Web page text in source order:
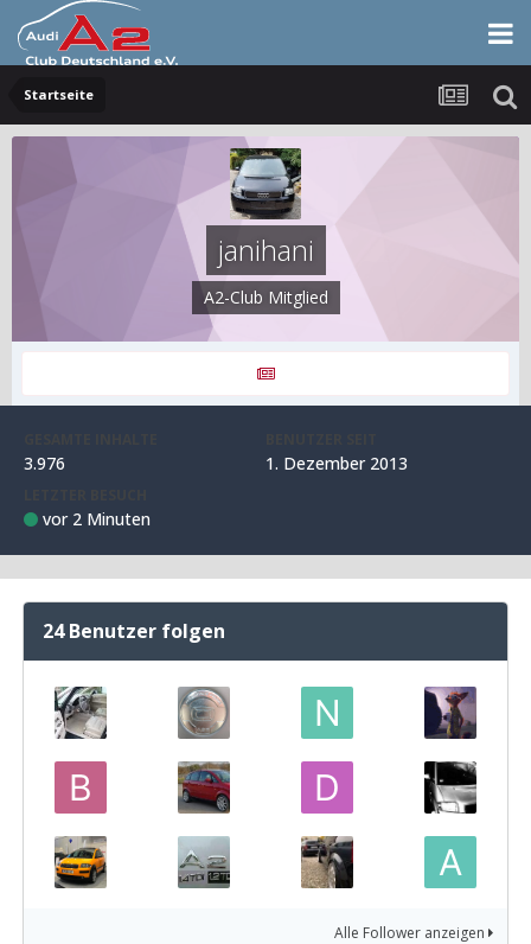
Startseite
janihani
A2-Club Mitglied
3.976 1. Dezember 2013
vor 2 Minuten
24 Benutzer folgen
Alle Follower anzeigen